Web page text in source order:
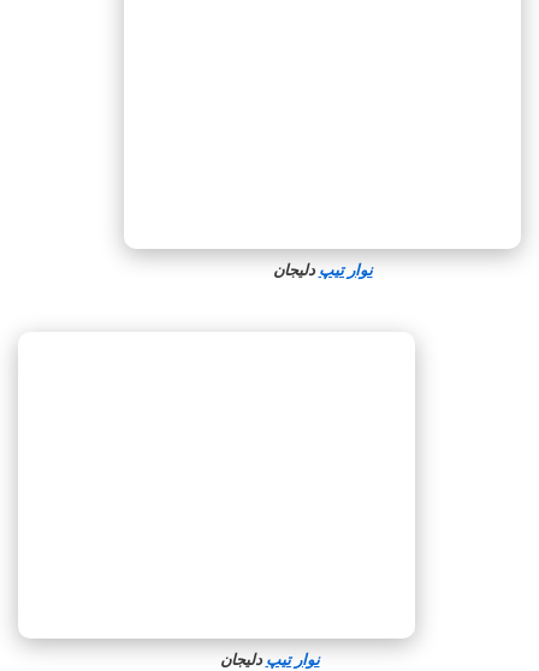
نوار تیپ دلیجان
نوار تیپ دلیجان